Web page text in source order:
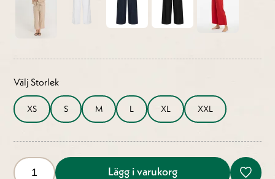
Välj Storlek
XS S M L XL XXL
Lägg i varukorg